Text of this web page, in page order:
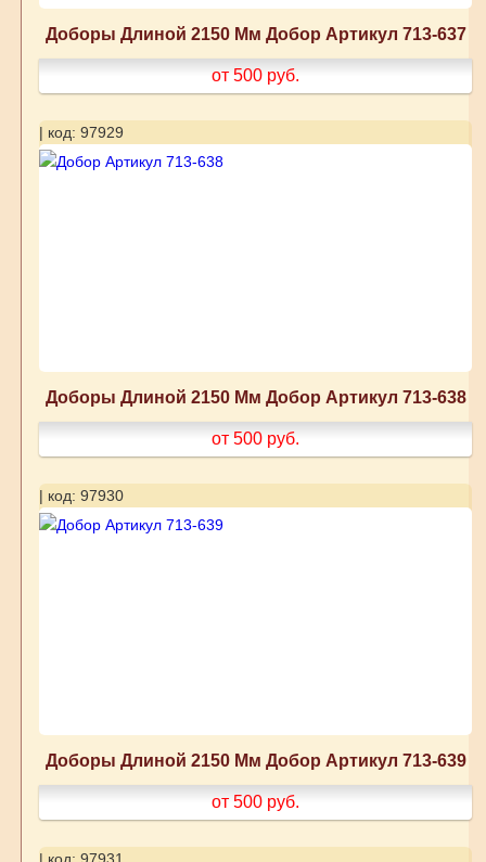
Доборы Длиной 2150 Мм Добор Артикул 713-637
от 500 руб.
| код: 97929
Доборы Длиной 2150 Мм Добор Артикул 713-638
от 500 руб.
| код: 97930
Доборы Длиной 2150 Мм Добор Артикул 713-639
от 500 руб.